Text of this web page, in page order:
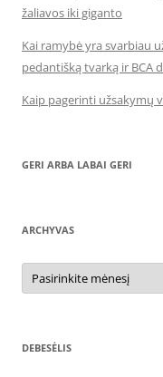
žaliavos iki giganto
Kai ramybė yra svarbiau
pedantišką tvarką ir BCA
Kaip pagerinti užsakymų
GERI ARBA LABAI GERI
ARCHYVAS
Archyvas
DEBESĖLIS